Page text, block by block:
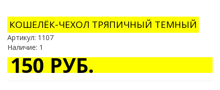
КОШЕЛЁК-ЧЕХОЛ ТРЯПИЧНЫЙ ТЕМНЫЙ
Артикул: 1107
Наличие: 1
150 РУБ.